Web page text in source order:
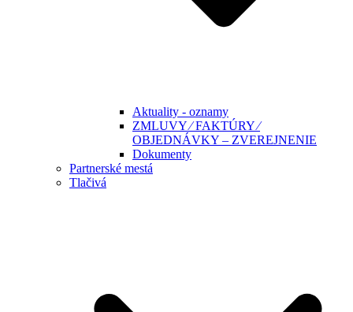
Aktuality - oznamy
ZMLUVY ⁄ FAKTÚRY ⁄
OBJEDNÁVKY – ZVEREJNENIE
Dokumenty
Partnerské mestá
Tlačivá